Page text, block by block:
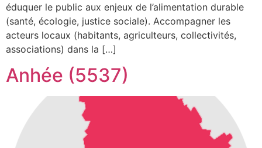
éduquer le public aux enjeux de l’alimentation durable
(santé, écologie, justice sociale). Accompagner les
acteurs locaux (habitants, agriculteurs, collectivités,
associations) dans la […]
Anhée (5537)